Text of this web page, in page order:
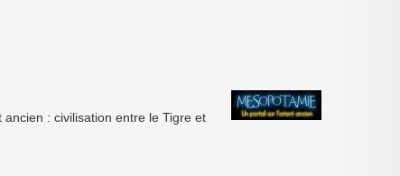
: civilisation entre le Tigre et